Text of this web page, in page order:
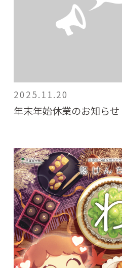
2025.11.20
年末年始休業のお知らせ